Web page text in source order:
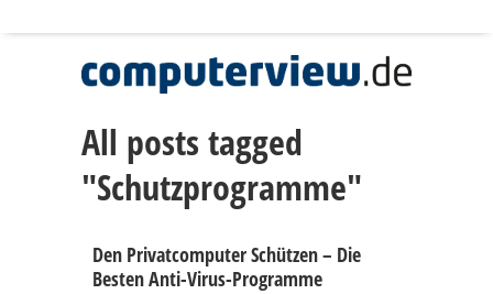
All posts tagged
"Schutzprogramme"
Den Privatcomputer Schützen – Die
Besten Anti-Virus-Programme